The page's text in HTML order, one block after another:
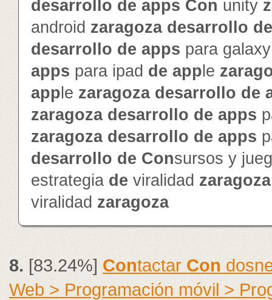
desarrollo de apps Con unity
android zaragoza desarrollo de
desarrollo de apps para
apps para ipad de app le
app le zaragoza desarrollo de
zaragoza desarrollo de apps
zaragoza desarrollo de apps
desarrollo de Consursos y
estrategia de viralidad zaragoza
viralidad zaragoza
8.[83.24%] Contactar Con
Web > Programación móvil >